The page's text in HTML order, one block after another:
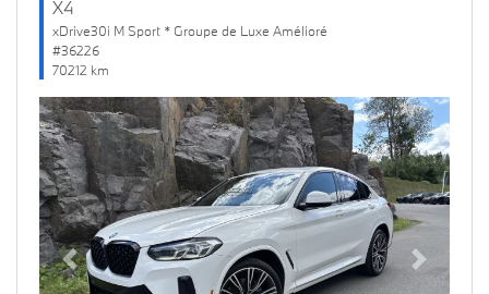
X4
xDrive30i M Sport * Groupe de Luxe Amélioré
#36226
70212 km
Previous Next